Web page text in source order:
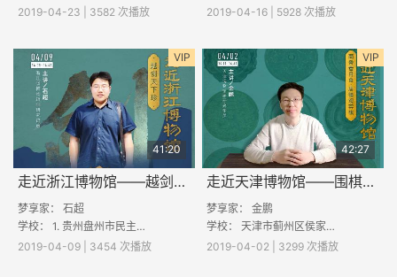
2019-04-23 | 3582 次播放
2019-04-16 | 5928 次播放
VIP
41:20
走近浙江博物馆——越剑天下珍
梦享家： 石超
学校： 1. 贵州盘州市民主滥滩小学 2. 河南沈丘县雒庄红星小学 3. 云南省剑川县马登镇黄花完小 4. 邓州市张村镇高
2019-04-09 | 3454 次播放
VIP
42:27
走近天津博物馆——围棋的起源
梦享家： 金鹏
学校： 天津市蓟州区侯家营镇初级中学 ；贵州省兴义市马岭镇龙井书院；河南洛阳嵩县库区乡翟岭小学；山东鲁能滕州希望小学
2019-04-02 | 3299 次播放